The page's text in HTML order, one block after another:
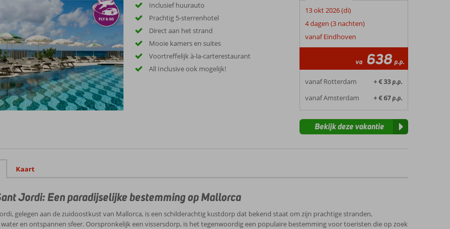
Inclusief huurauto
Prachtig 5-sterrenhotel
Direct aan het strand
Mooie kamers en suites
Voortreffelijk à-la-carterestaurant
All Inclusive ook mogelijk!
13 okt 2026 (di)
4 dagen (3 nachten)
vanaf Eindhoven
va 638 p.p.
vanaf Rotterdam + € 33p.p.
vanaf Amsterdam + € 67p.p.
Bekijk deze vakantie
Kaart
Jordi: Een paradijselijke bestemming op Mallorca
gelegen aan de zuidoostkust van Mallorca, is een schilderachtig kustdorp dat bekend staat om zijn prachtige stranden,
en ontspannen sfeer. Oorspronkelijk een vissersdorp, is het tegenwoordig een populaire bestemming voor toeristen die op zoek